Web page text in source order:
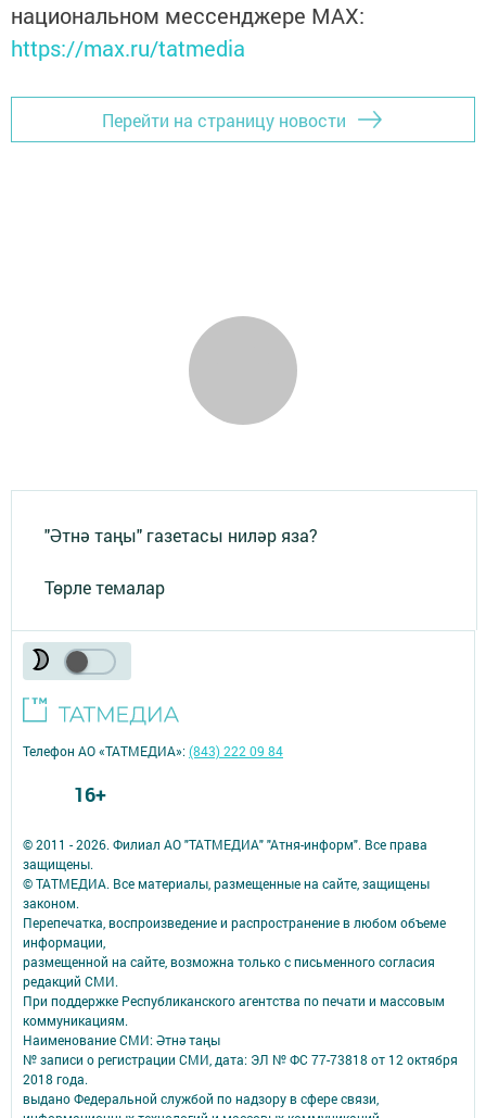
национальном мессенджере MАХ:
https://max.ru/tatmedia
Перейти на страницу новости
"Әтнә таңы" газетасы ниләр яза?
Төрле темалар
© 2011 - 2026. Филиал АО "ТАТМЕДИА" "Атня-информ". Все права
защищены.
© ТАТМЕДИА. Все материалы, размещенные на сайте, защищены
законом.
Перепечатка, воспроизведение и распространение в любом объеме
информации,
размещенной на сайте, возможна только с письменного согласия
редакций СМИ.
При поддержке Республиканского агентства по печати и массовым
коммуникациям.
Наименование СМИ: Әтнә таңы
№ записи о регистрации СМИ, дата: ЭЛ № ФС 77-73818 от 12 октября
2018 года.
выдано Федеральной службой по надзору в сфере связи,
Телефон АО «ТАТМЕДИА»:(843) 222 09 84
16+